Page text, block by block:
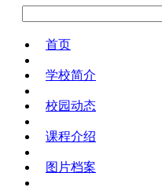
首页
学校简介
校园动态
课程介绍
图片档案